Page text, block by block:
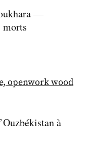
—
morts
à